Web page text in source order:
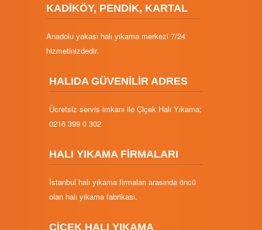
KADİKÖY, PENDİK, KARTAL
Anadolu yakası halı yıkama merkezi 7/24
hizmetinizdedir.
HALIDA GÜVENİLİR ADRES
Ücretsiz servis imkanı ile Çiçek Halı Yıkama;
0216 399 0 302
HALI YIKAMA FİRMALARI
İstanbul halı yıkama firmaları arasında öncü
olan halı yıkama fabrikası.
ÇİÇEK HALI YIKAMA